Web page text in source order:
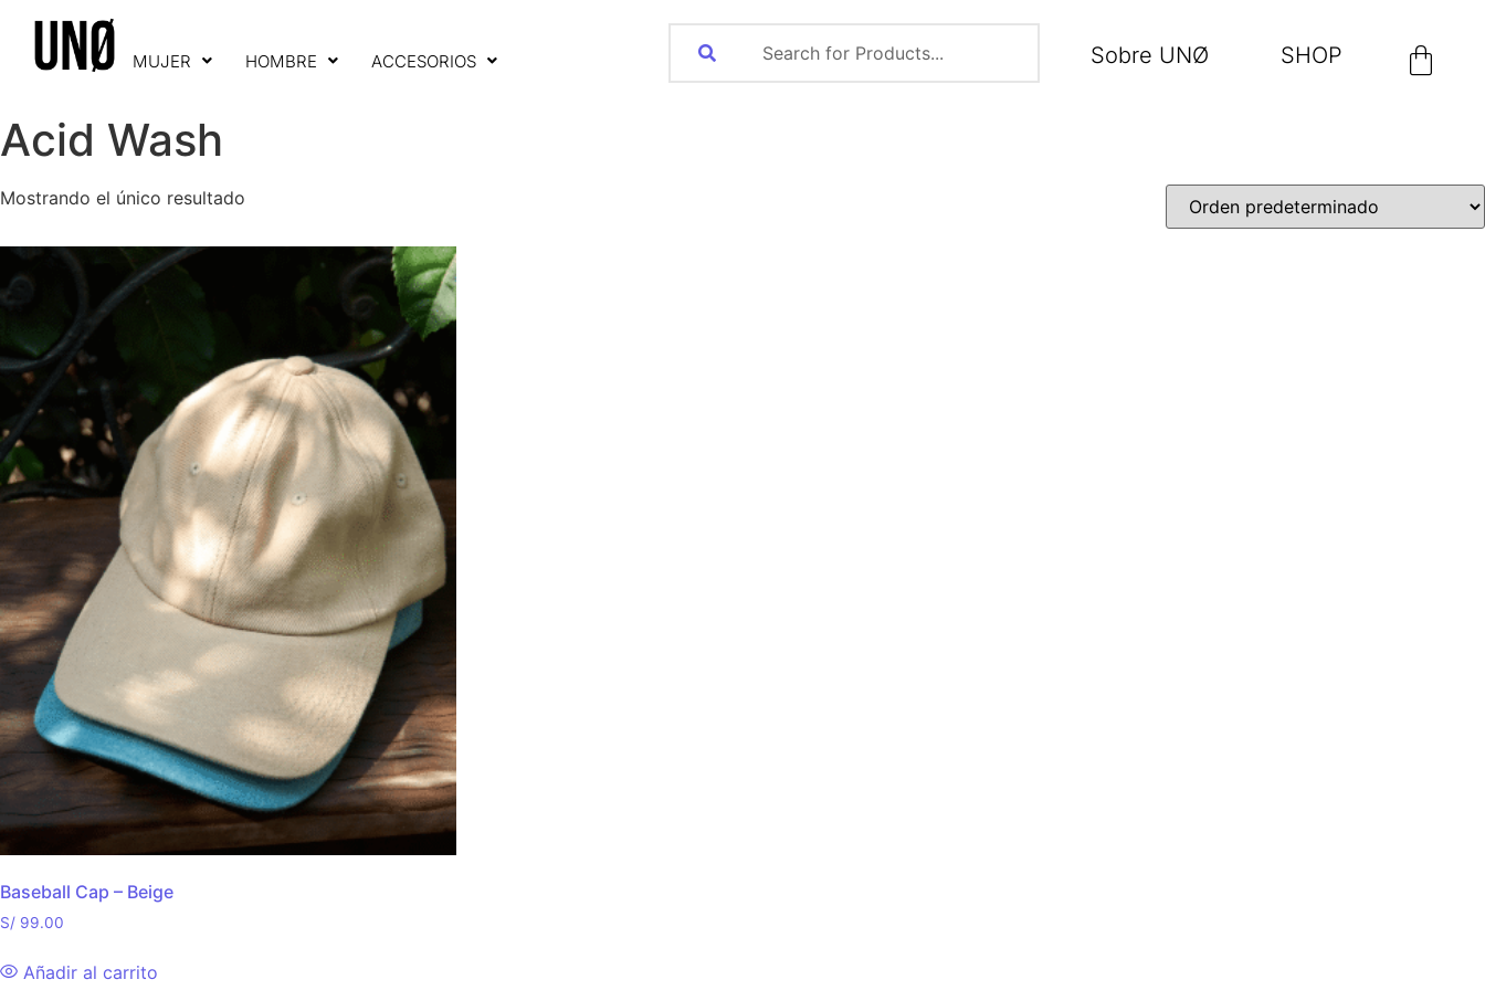
MUJER HOMBRE ACCESORIOS Sobre UNØ SHOP
Acid Wash
Mostrando el único resultado
Baseball Cap – Beige
S/ 99.00
Añadir al carrito